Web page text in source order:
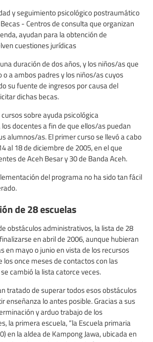
y seguimiento psicológico postraumático
- Centros de consulta que organizan
ayudan para la obtención de
cuestiones jurídicas
duración de dos años, y los niños/as que
o a ambos padres y los niños/as cuyos
su fuente de ingresos por causa del
dichas becas.
sobre ayuda psicológica
docentes a fin de que ellos/as puedan
alumnos/as. El primer curso se llevó a cabo
al 18 de diciembre de 2005, en el que
de Aceh Besar y 30 de Banda Aceh.
del programa no ha sido tan fácil
de 28 escuelas
obstáculos administrativos, la lista de 28
en abril de 2006, aunque hubieran
en mayo o junio en vista de los recursos
los once meses de contactos con las
cambió la lista catorce veces.
tratado de superar todos esos obstáculos
enseñanza lo antes posible. Gracias a sus
y arduo trabajo de los
la primera escuela, “la Escuela primaria
en la aldea de Kampong Jawa, ubicada en